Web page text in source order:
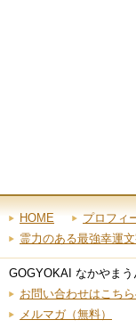
HOME プロフィ
霊力のある最強幸運
GOGYOKAI なかやま
お問い合わせはこち
メルマガ（無料）